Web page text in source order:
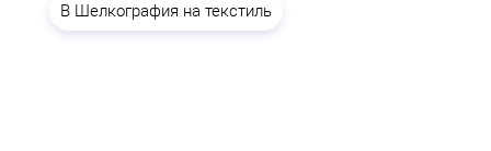
B Шелкография на текстиль